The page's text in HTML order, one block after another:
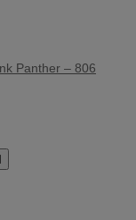
Panther – 806